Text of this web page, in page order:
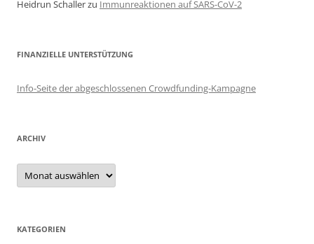
Heidrun Schallerzu Immunreaktionen auf SARS-CoV-2
FINANZIELLE UNTERSTÜTZUNG
Info-Seite der abgeschlossenen Crowdfunding-Kampagne
ARCHIV
Archiv
KATEGORIEN